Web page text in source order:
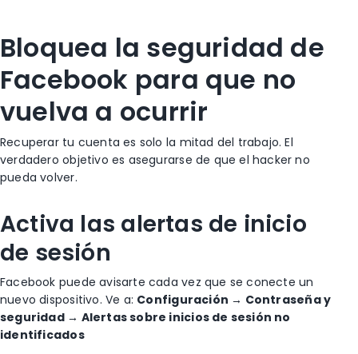
Bloquea la seguridad de
Facebook para que no
vuelva a ocurrir
Recuperar tu cuenta es solo la mitad del trabajo. El
verdadero objetivo es asegurarse de que el hacker no
pueda volver.
Activa las alertas de inicio
de sesión
Facebook puede avisarte cada vez que se conecte un
nuevo dispositivo. Ve a: Configuración → Contraseña y
seguridad → Alertas sobre inicios de sesión no
identificados